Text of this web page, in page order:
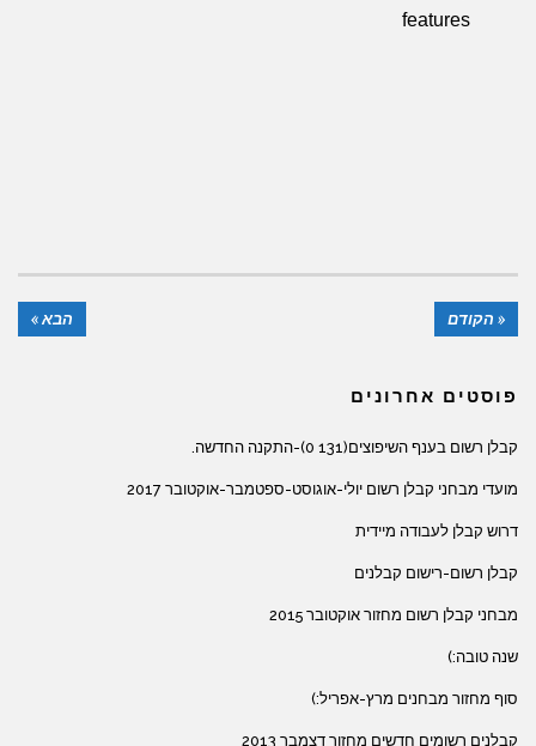
features
« הקודם הבא »
פוסטים אחרונים
קבלן רשום בענף השיפוצים(131 0)-התקנה החדשה.
מועדי מבחני קבלן רשום יולי-אוגוסט-ספטמבר-אוקטובר 2017
דרוש קבלן לעבודה מיידית
קבלן רשום-רישום קבלנים
מבחני קבלן רשום מחזור אוקטובר 2015
שנה טובה:)
סוף מחזור מבחנים מרץ-אפריל:)
קבלנים רשומים חדשים מחזור דצמבר 2013